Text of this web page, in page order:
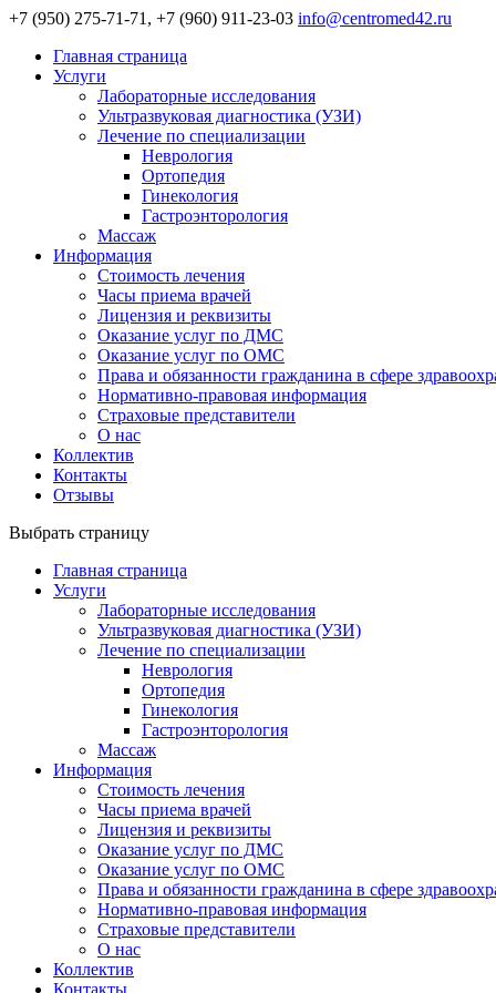
+7 (950) 275-71-71, +7 (960) 911-23-03 info@centromed42.ru
Главная страница
Услуги
Лабораторные исследования
Ультразвуковая диагностика (УЗИ)
Лечение по специализации
Неврология
Ортопедия
Гинекология
Гастроэнторология
Массаж
Информация
Стоимость лечения
Часы приема врачей
Лицензия и реквизиты
Оказание услуг по ДМС
Оказание услуг по ОМС
Права и обязанности гражданина в сфере
Нормативно-правовая информация
Страховые представители
О нас
Коллектив
Контакты
Отзывы
Выбрать страницу
Главная страница
Услуги
Лабораторные исследования
Ультразвуковая диагностика (УЗИ)
Лечение по специализации
Неврология
Ортопедия
Гинекология
Гастроэнторология
Массаж
Информация
Стоимость лечения
Часы приема врачей
Лицензия и реквизиты
Оказание услуг по ДМС
Оказание услуг по ОМС
Права и обязанности гражданина в сфере
Нормативно-правовая информация
Страховые представители
О нас
Коллектив
Контакты